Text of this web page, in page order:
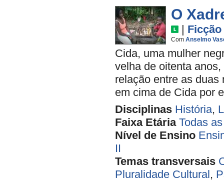
O
| Ficção
Com Anselmo
Cida, uma mulher
velha de oitenta
relação entre as duas
em cima de Cida por
Disciplinas História,
Faixa Etária Todas
Nível de Ensino
II
Temas transversais
Pluralidade Cultural,